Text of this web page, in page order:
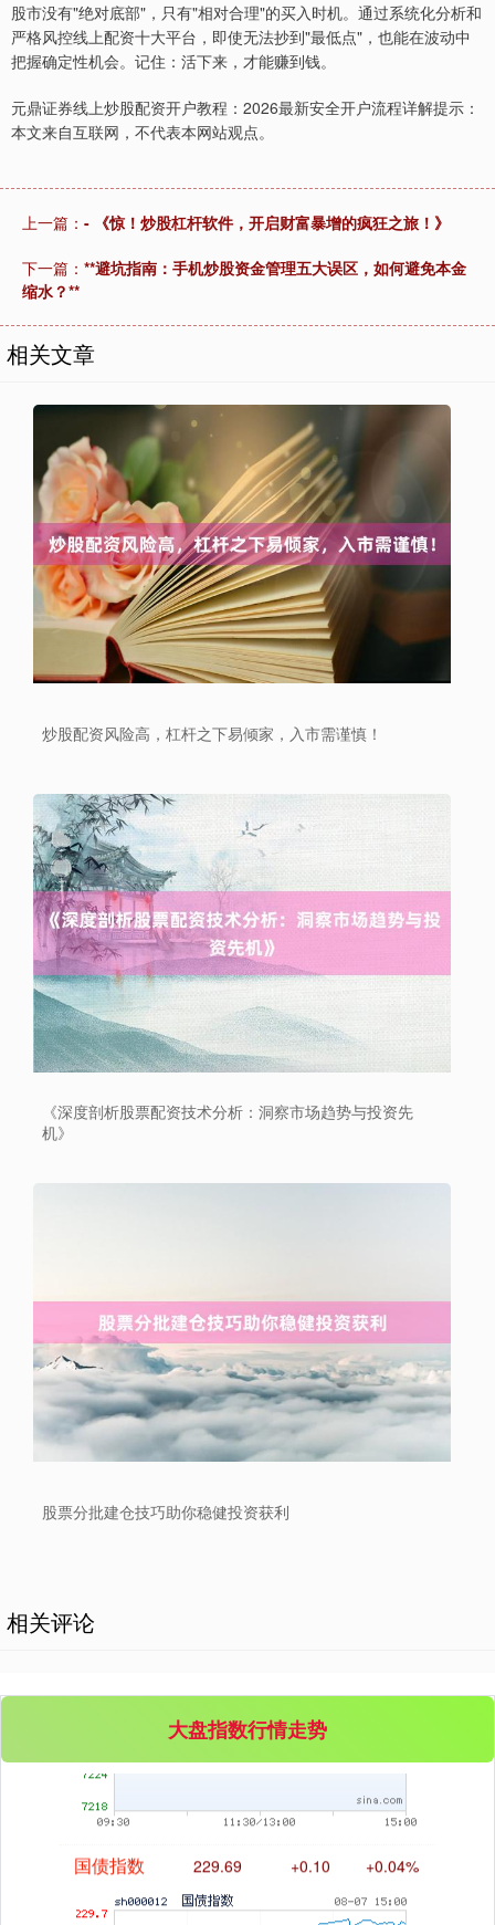
股市没有"绝对底部"，只有"相对合理"的买入时机。通过系统化分析和
严格风控线上配资十大平台，即使无法抄到"最低点"，也能在波动中
把握确定性机会。记住：活下来，才能赚到钱。
元鼎证券线上炒股配资开户教程：2026最新安全开户流程详解提示：
本文来自互联网，不代表本网站观点。
上一篇： - 《惊！炒股杠杆软件，开启财富暴增的疯狂之旅！》
下一篇： **避坑指南：手机炒股资金管理五大误区，如何避免本金
缩水？**
相关文章
炒股配资风险高，杠杆之下易倾家，入市需谨慎！
《深度剖析股票配资技术分析：洞察市场趋势与投资先
机》
股票分批建仓技巧助你稳健投资获利
相关评论
大盘指数行情走势
上证综指 3940.04 +39.68 +1.02%
深证成指 14311.01 +200.89
沪深300 4694.44 +43.13